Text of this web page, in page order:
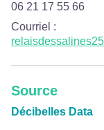
06 21 17 55 66
Courriel :
Source
Décibelles Data